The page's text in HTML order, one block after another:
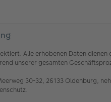
Alle erhobenen Daten
unserer gesamten
30-32, 26133 Oldenburg,